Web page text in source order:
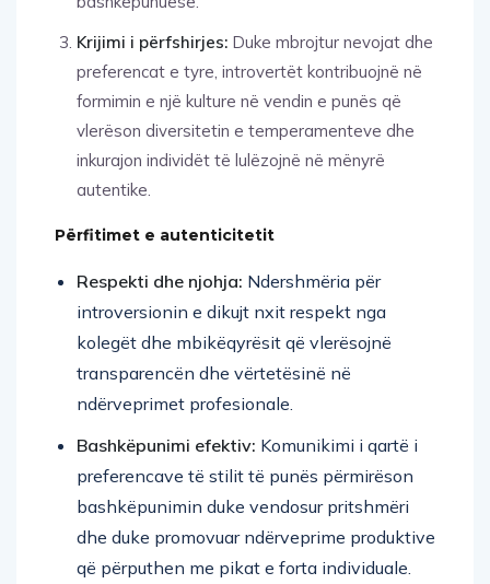
Krijimi i përfshirjes: Duke mbrojtur nevojat dhe
preferencat e tyre, introvertët kontribuojnë në
formimin e një kulture në vendin e punës që
vlerëson diversitetin e temperamenteve dhe
inkurajon individët të lulëzojnë në mënyrë
autentike.
Përfitimet e autenticitetit
Respekti dhe njohja: Ndershmëria për
introversionin e dikujt nxit respekt nga
kolegët dhe mbikëqyrësit që vlerësojnë
transparencën dhe vërtetësinë në
ndërveprimet profesionale.
Bashkëpunimi efektiv: Komunikimi i qartë i
preferencave të stilit të punës përmirëson
bashkëpunimin duke vendosur pritshmëri
dhe duke promovuar ndërveprime produktive
që përputhen me pikat e forta individuale.